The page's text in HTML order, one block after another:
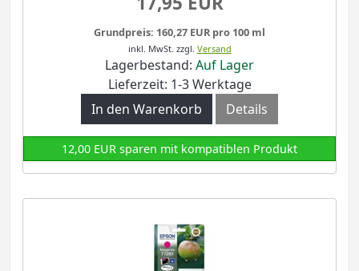
Grundpreis: 160,27 EUR pro 100 ml
inkl. MwSt. zzgl. Versand
Lagerbestand: Auf Lager
Lieferzeit: 1-3 Werktage
In den Warenkorb
Details
12,00 EUR sparen mit kompatiblen Produkt